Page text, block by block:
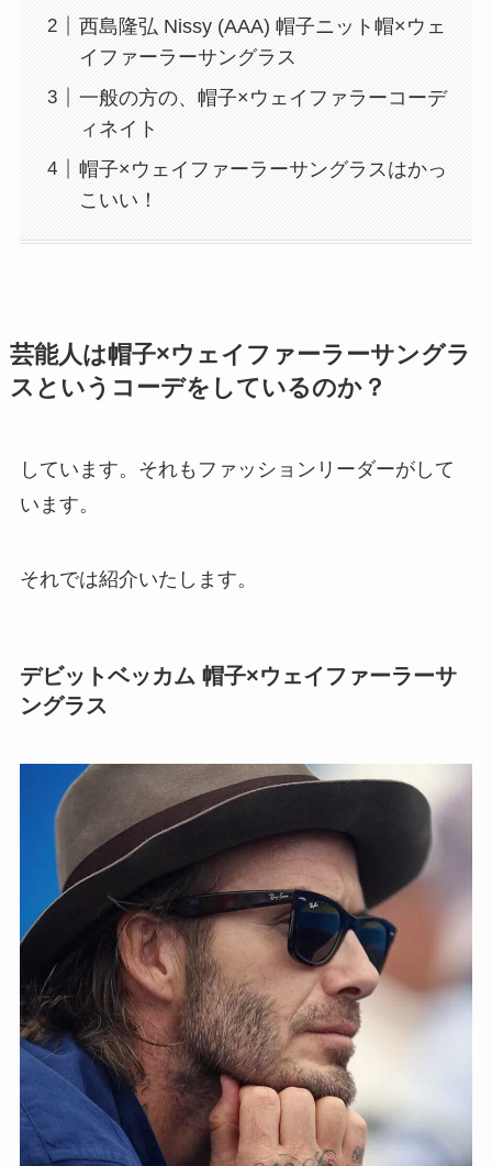
西島隆弘 Nissy (AAA) 帽子ニット帽×ウェ
イファーラーサングラス
一般の方の、帽子×ウェイファラーコーデ
ィネイト
帽子×ウェイファーラーサングラスはかっ
こいい！
芸能人は帽子×ウェイファーラーサングラ
スというコーデをしているのか？
しています。それもファッションリーダーがして
います。
それでは紹介いたします。
デビットベッカム 帽子×ウェイファーラーサ
ングラス